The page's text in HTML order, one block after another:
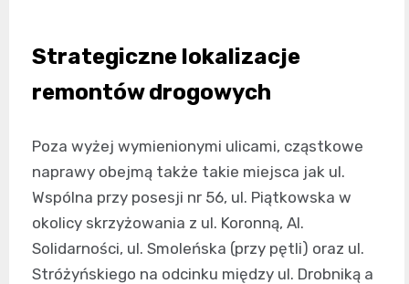
Strategiczne lokalizacje
remontów drogowych
Poza wyżej wymienionymi ulicami, cząstkowe
naprawy obejmą także takie miejsca jak ul.
Wspólna przy posesji nr 56, ul. Piątkowska w
okolicy skrzyżowania z ul. Koronną, Al.
Solidarności, ul. Smoleńska (przy pętli) oraz ul.
Stróżyńskiego na odcinku między ul. Drobniką a